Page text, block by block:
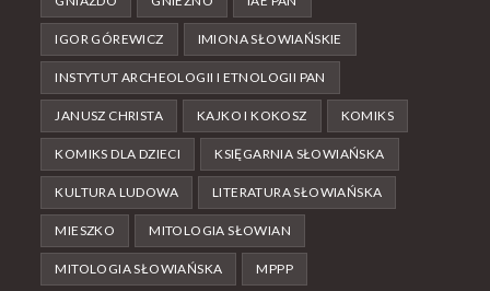
IGOR GÓREWICZ IMIONA SŁOWIAŃSKIE
INSTYTUT ARCHEOLOGII I ETNOLOGII PAN
JANUSZ CHRISTA KAJKO I KOKOSZ KOMIKS
KOMIKS DLA DZIECI KSIĘGARNIA SŁOWIAŃSKA
KULTURA LUDOWA LITERATURA SŁOWIAŃSKA
MIESZKO MITOLOGIA SŁOWIAN
MITOLOGIA SŁOWIAŃSKA MPPP